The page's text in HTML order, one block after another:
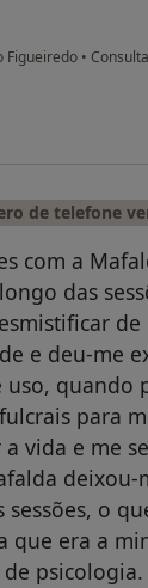
Figueiredo •
de telefone
com a
das
e deu-me
quando
para
vida e me
deixou-
sessões, o
que era a
psicologia.